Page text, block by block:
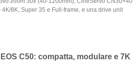
8K, Super 35 e Full-frame, e una drive unit
C50: compatta, modulare e 7K